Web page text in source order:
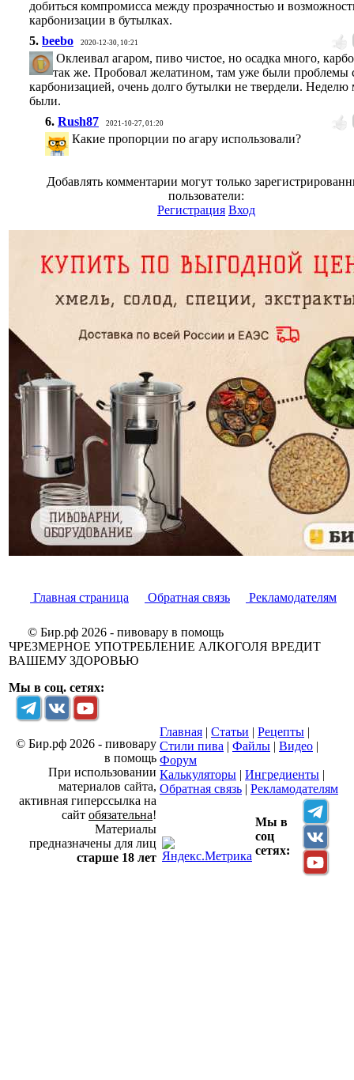
добиться компромисса между прозрачностью и
карбонизации в бутылках.
5. beebo 2020-12-30, 10:21
Оклеивал агаром, пиво чистое, но осадка много,
так же. Пробовал желатином, там уже были проблемы
карбонизацией, очень долго бутылки не твердели. Неделю
были.
6. Rush87 2021-10-27, 01:20
Какие пропорции по агару использовали?
Добавлять комментарии могут только
пользователи:
Регистрация Вход
Главная страница Обратная связь Рекламодателям
© Бир.рф 2026 - пивовару в помощь
ЧРЕЗМЕРНОЕ УПОТРЕБЛЕНИЕ АЛКОГОЛЯ ВРЕДИТ
ВАШЕМУ ЗДОРОВЬЮ
Мы в соц. сетях:
© Бир.рф 2026 - пивовару
в помощь
При использовании
материалов сайта,
активная гиперссылка на
сайт обязательна!
Материалы
предназначены для лиц
старше 18 лет
Главная | Статьи | Рецепты |
Стили пива | Файлы | Видео |
Форум
Калькуляторы | Ингредиенты |
Обратная связь | Рекламодателям
Мы в
соц
сетях: